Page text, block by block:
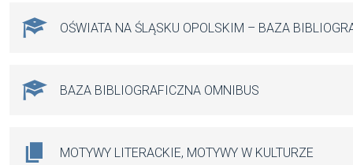
OŚWIATA NA ŚLĄSKU OPOLSKIM – BAZA
BAZA BIBLIOGRAFICZNA OMNIBUS
MOTYWY LITERACKIE, MOTYWY W KULTURZE